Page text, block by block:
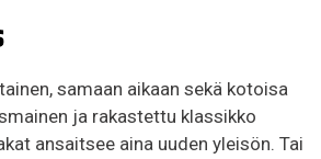
samaan aikaan sekä kotoisa
ja rakastettu klassikko
ansaitsee aina uuden yleisön. Tai